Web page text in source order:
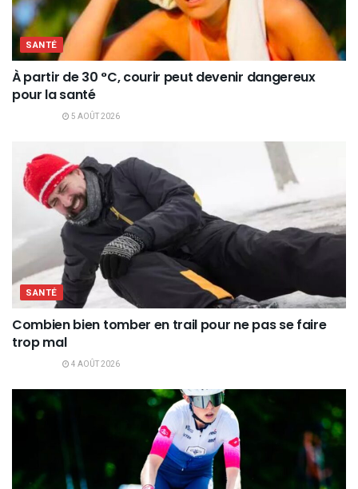
SANTÉ
À partir de 30 °C, courir peut devenir dangereux
pour la santé
5 AOÛT 2026
SANTÉ
Combien bien tomber en trail pour ne pas se faire
trop mal
4 AOÛT 2026